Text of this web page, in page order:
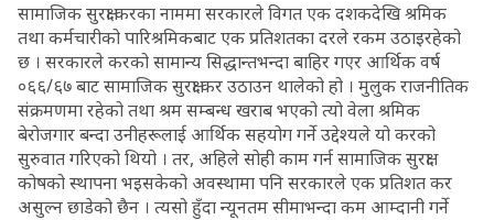
सामाजिक सुरक्षा करका नाममा सरकारले विगत एक दशकदेखि श्रमिक
तथा कर्मचारीको पारिश्रमिकबाट एक प्रतिशतका दरले रकम उठाइरहेको
छ । सरकारले करको सामान्य सिद्धान्तभन्दा बाहिर गएर आर्थिक वर्ष
०६६/६७ बाट सामाजिक सुरक्षा कर उठाउन थालेको हो । मुलुक राजनीतिक
संक्रमणमा रहेको तथा श्रम सम्बन्ध खराब भएको त्यो वेला श्रमिक
बेरोजगार बन्दा उनीहरूलाई आर्थिक सहयोग गर्ने उद्देश्यले यो करको
सुरुवात गरिएको थियो । तर, अहिले सोही काम गर्न सामाजिक सुरक्षा
कोषको स्थापना भइसकेको अवस्थामा पनि सरकारले एक प्रतिशत कर
असुल्न छाडेको छैन । त्यसो हुँदा न्यूनतम सीमाभन्दा कम आम्दानी गर्ने